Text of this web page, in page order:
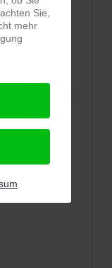
(Stand
Sie,
mehr